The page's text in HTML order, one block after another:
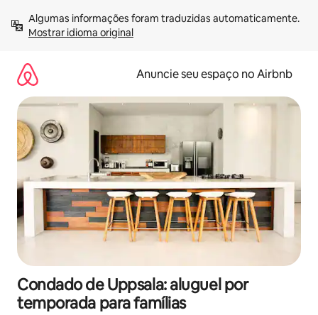
para
Mostrar idioma original
Anuncie seu espaço no Airbnb
Condado de Uppsala: aluguel por
temporada para famílias